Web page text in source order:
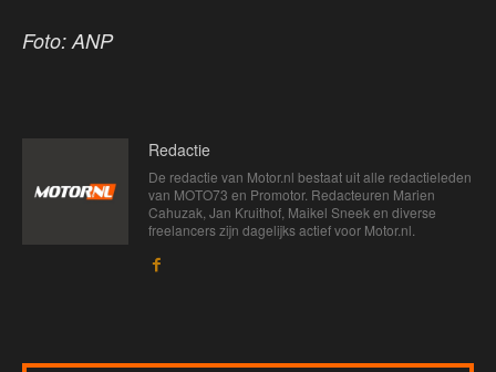
Foto: ANP
Redactie
De redactie van Motor.nl bestaat uit alle redactieleden
van MOTO73 en Promotor. Redacteuren Marien
Cahuzak, Jan Kruithof, Maikel Sneek en diverse
freelancers zijn dagelijks actief voor Motor.nl.